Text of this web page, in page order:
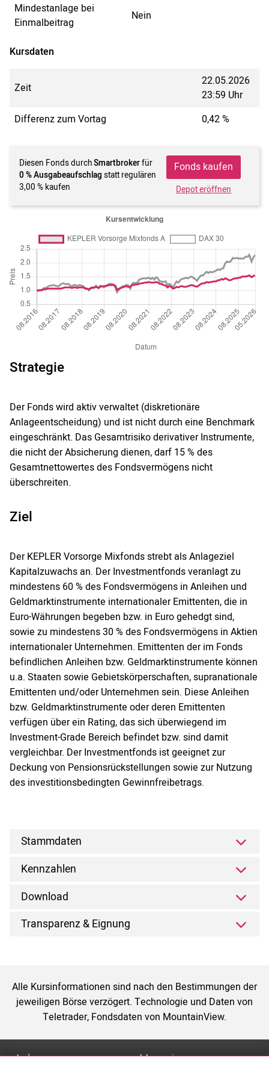
Mindestanlage bei
Einmalbeitrag
Nein
Kursdaten
Zeit
22.05.2026
23:59 Uhr
Differenz zum Vortag
0,42 %
Diesen Fonds durchSmartbrokerfür
0 % Ausgabeaufschlag statt regulären
3,00 % kaufen
Fonds kaufen
Depot eröffnen
Strategie
Der Fonds wird aktiv verwaltet (diskretionäre
Anlageentscheidung) und ist nicht durch eine Benchmark
eingeschränkt. Das Gesamtrisiko derivativer Instrumente,
die nicht der Absicherung dienen, darf 15 % des
Gesamtnettowertes des Fondsvermögens nicht
überschreiten.
Ziel
Der KEPLER Vorsorge Mixfonds strebt als Anlageziel
Kapitalzuwachs an. Der Investmentfonds veranlagt zu
mindestens 60 % des Fondsvermögens in Anleihen und
Geldmarktinstrumente internationaler Emittenten, die in
Euro-Währungen begeben bzw. in Euro gehedgt sind,
sowie zu mindestens 30 % des Fondsvermögens in Aktien
internationaler Unternehmen. Emittenten der im Fonds
befindlichen Anleihen bzw. Geldmarktinstrumente können
u.a. Staaten sowie Gebietskörperschaften, supranationale
Emittenten und/oder Unternehmen sein. Diese Anleihen
bzw. Geldmarktinstrumente oder deren Emittenten
verfügen über ein Rating, das sich überwiegend im
Investment-Grade Bereich befindet bzw. sind damit
vergleichbar. Der Investmentfonds ist geeignet zur
Deckung von Pensionsrückstellungen sowie zur Nutzung
des investitionsbedingten Gewinnfreibetrags.
Stammdaten
Kennzahlen
Download
Transparenz & Eignung
Alle Kursinformationen sind nach den Bestimmungen der
jeweiligen Börse verzögert. Technologie und Daten von
Teletrader, Fondsdaten von MountainView.
Anlage Magazin